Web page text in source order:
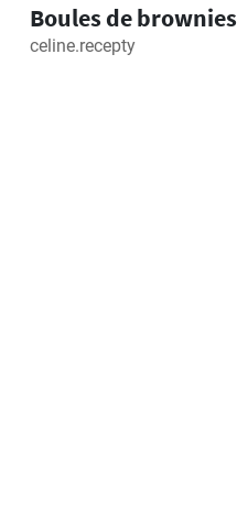
Boules de brownies
celine.recepty